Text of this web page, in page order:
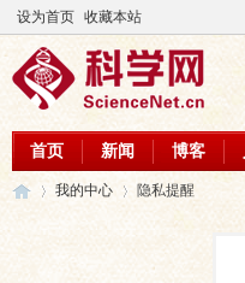
设为首页 收藏本站
首页 新闻 博客
我的中心 隐私提醒